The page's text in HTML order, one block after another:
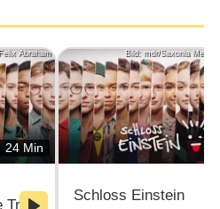
Abraham
24 Min
Challenge
Bild: mdr/Saxonia Media/
Schloss Einstein